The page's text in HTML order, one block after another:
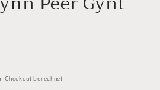
Checkout berechnet